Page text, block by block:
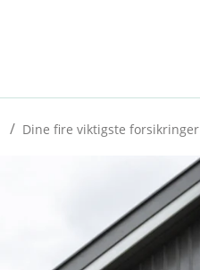
Dine fire viktigste forsikringer